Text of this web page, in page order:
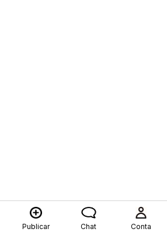
Publicar Chat Conta